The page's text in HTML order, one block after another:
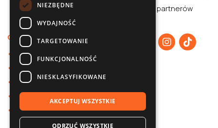
70mai dla partnerów
O nas
O 70mai
Polityka prywatności
Współpraca B2B
Baza wiedzy
Kontakt
NIEZBĘDNE
WYDAJNOŚĆ
TARGETOWANIE
FUNKCJONALNOŚĆ
NIESKLASYFIKOWANE
AKCEPTUJ WSZYSTKIE
ODRZUĆ WSZYSTKIE